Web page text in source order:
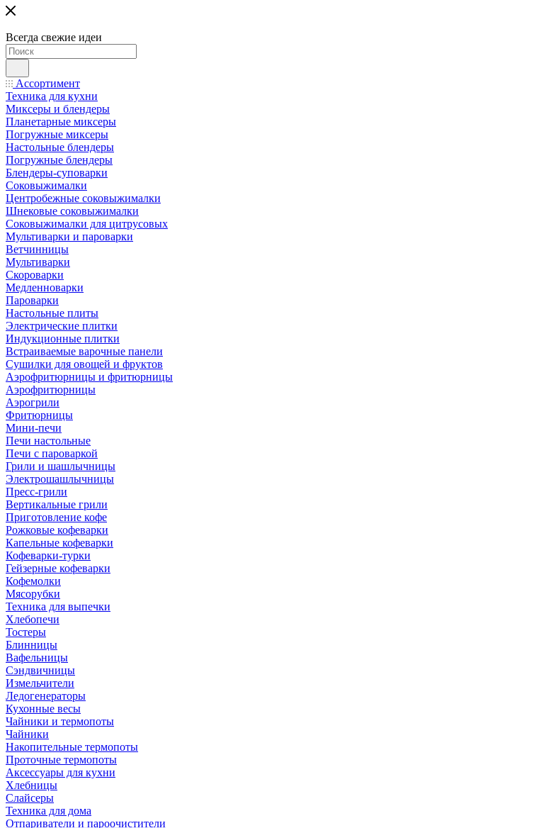
Всегда свежие идеи
Ассортимент
Техника для кухни
Миксеры и блендеры
Планетарные миксеры
Погружные миксеры
Настольные блендеры
Погружные блендеры
Блендеры-суповарки
Соковыжималки
Центробежные соковыжималки
Шнековые соковыжималки
Соковыжималки для цитрусовых
Мультиварки и пароварки
Ветчинницы
Мультиварки
Скороварки
Медленноварки
Пароварки
Настольные плиты
Электрические плитки
Индукционные плитки
Встраиваемые варочные панели
Сушилки для овощей и фруктов
Аэрофритюрницы и фритюрницы
Аэрофритюрницы
Аэрогрили
Фритюрницы
Мини-печи
Печи настольные
Печи с пароваркой
Грили и шашлычницы
Электрошашлычницы
Пресс-грили
Вертикальные грили
Приготовление кофе
Рожковые кофеварки
Капельные кофеварки
Кофеварки-турки
Гейзерные кофеварки
Кофемолки
Мясорубки
Техника для выпечки
Хлебопечи
Тостеры
Блинницы
Вафельницы
Сэндвичницы
Измельчители
Ледогенераторы
Кухонные весы
Чайники и термопоты
Чайники
Накопительные термопоты
Проточные термопоты
Аксессуары для кухни
Хлебницы
Слайсеры
Техника для дома
Отпариватели и пароочистители